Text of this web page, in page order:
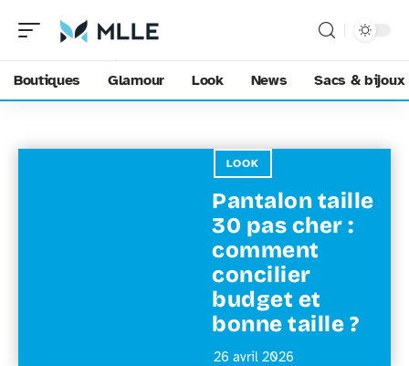
Boutiques Glamour Look News Sacs & bijoux
LOOK
Pantalon taille
30 pas cher :
comment
concilier
budget et
bonne taille ?
26 avril 2026